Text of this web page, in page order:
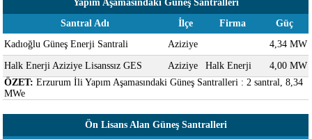
Yapım Aşamasındaki Güneş Santralleri
Santral Adı
İlçe Firma
Güç
Kadıoğlu Güneş Enerji Santrali
Aziziye 4,34 MW
Halk Enerji Aziziye Lisanssız GES Aziziye Halk Enerji
4,00 MW
ÖZET: Erzurum İli Yapım Aşamasındaki Güneş Santralleri : 2 santral, 8,34
MWe
Ön Lisans Alan Güneş Santralleri